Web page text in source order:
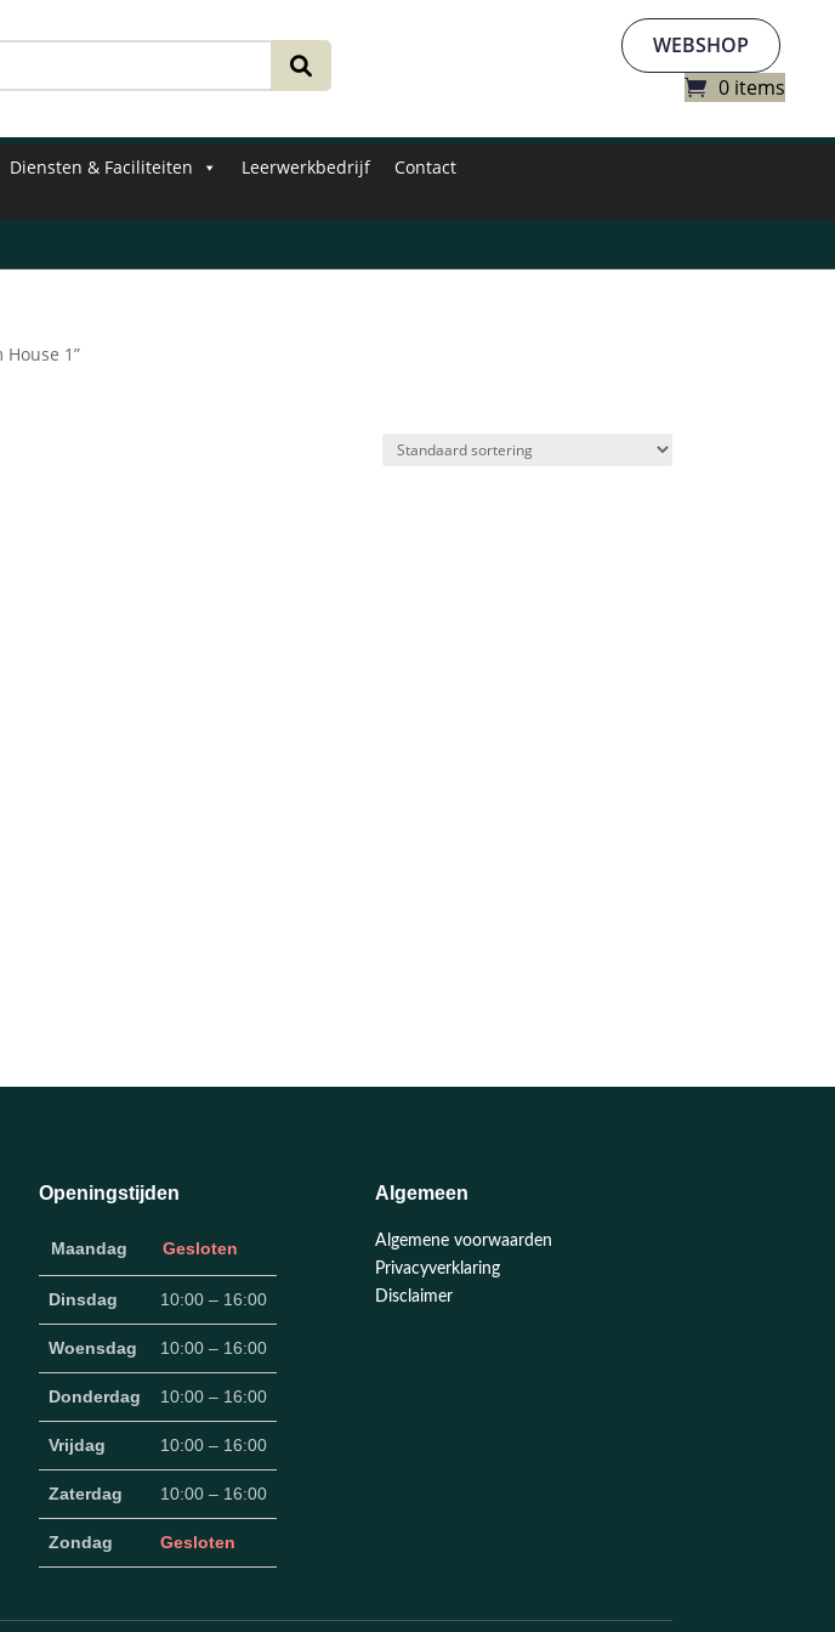
WEBSHOP
0 items
Diensten & Faciliteiten Leerwerkbedrijf Contact
1”
Openingstijden
Maandag Gesloten
Dinsdag 10:00 – 16:00
Woensdag 10:00 – 16:00
Donderdag 10:00 – 16:00
Vrijdag 10:00 – 16:00
Zaterdag 10:00 – 16:00
Zondag Gesloten
Algemeen
Algemene voorwaarden
Privacyverklaring
Disclaimer